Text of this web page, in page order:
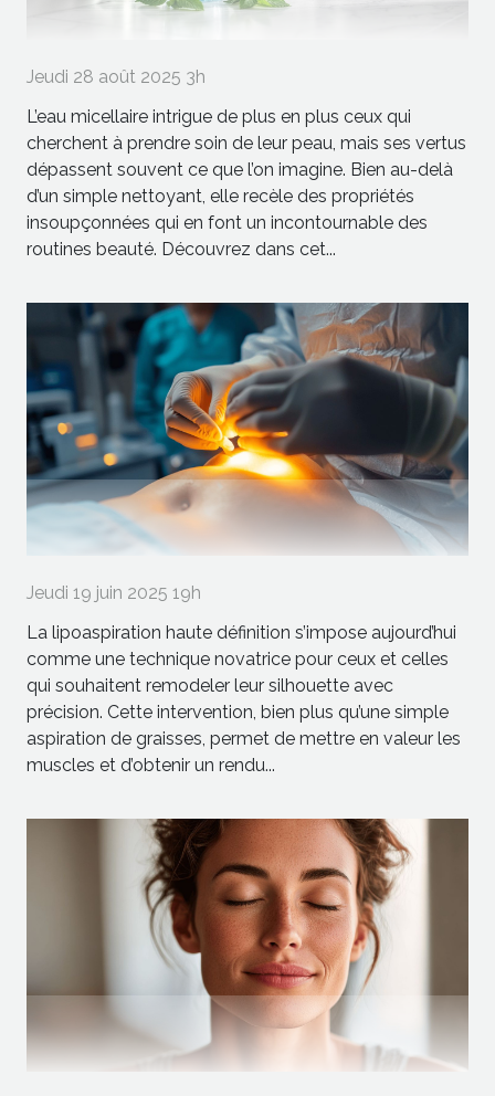
Jeudi 28 août 2025 3h
L’eau micellaire intrigue de plus en plus ceux qui
cherchent à prendre soin de leur peau, mais ses vertus
dépassent souvent ce que l’on imagine. Bien au-delà
d’un simple nettoyant, elle recèle des propriétés
insoupçonnées qui en font un incontournable des
routines beauté. Découvrez dans cet...
Jeudi 19 juin 2025 19h
La lipoaspiration haute définition s’impose aujourd’hui
comme une technique novatrice pour ceux et celles
qui souhaitent remodeler leur silhouette avec
précision. Cette intervention, bien plus qu’une simple
aspiration de graisses, permet de mettre en valeur les
muscles et d’obtenir un rendu...